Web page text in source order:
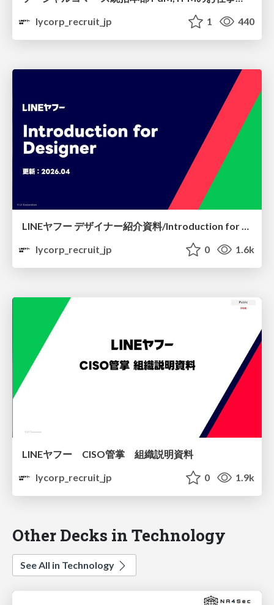
lycorp_recruit_jp
1 440
LINEヤフー デザイナー紹介資料/Introduction for Designer
lycorp_recruit_jp
0 1.6k
LINEヤフー CISO管掌 組織説明資料
lycorp_recruit_jp
0 1.9k
Other Decks in Technology
See All in Technology